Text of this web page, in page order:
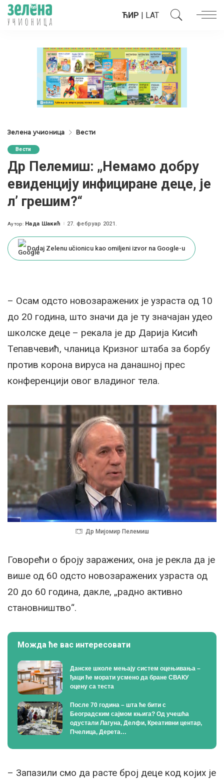
ЋИР | LAT
Зелена учионица Вести
Вести
Др Пелемиш: „Немамо добру
евиденцију инфициране деце, је
л’ грешим?“
Posted
Аутор: Нада Шакић 27. фебруар 2021.
Dodaj Zelenu učionicu kao omiljeni izvor na Google-u
– Осам одсто новозаражених је узраста од 10
до 20 година, што значи да је ту значајан удео
школске деце – рекала је др Дарија Кисић
Тепавчевић, чланица Кризног штаба за борбу
против корона вируса на данашној прес
конференцији овог владиног тела.
Др Мијомир Пелемиш
Говорећи о броју заражених, она је рекла да је
више од 60 одсто новозаражених узраста од
20 до 60 година, дакле, „радно активно
становништво“.
Можда ће вас интересовати
Данске школе мењају систем оцењивања –
ђаци ће морати усмено да бране СВАКУ
оцену са теста
После 70 година – шта ће бити с
Београдским сајмом књига? Од учешћа
одустали Лагуна, Делфи, Креативни центар,
Пчелица, Дерета…
– Запазили смо да расте број деце код којих је